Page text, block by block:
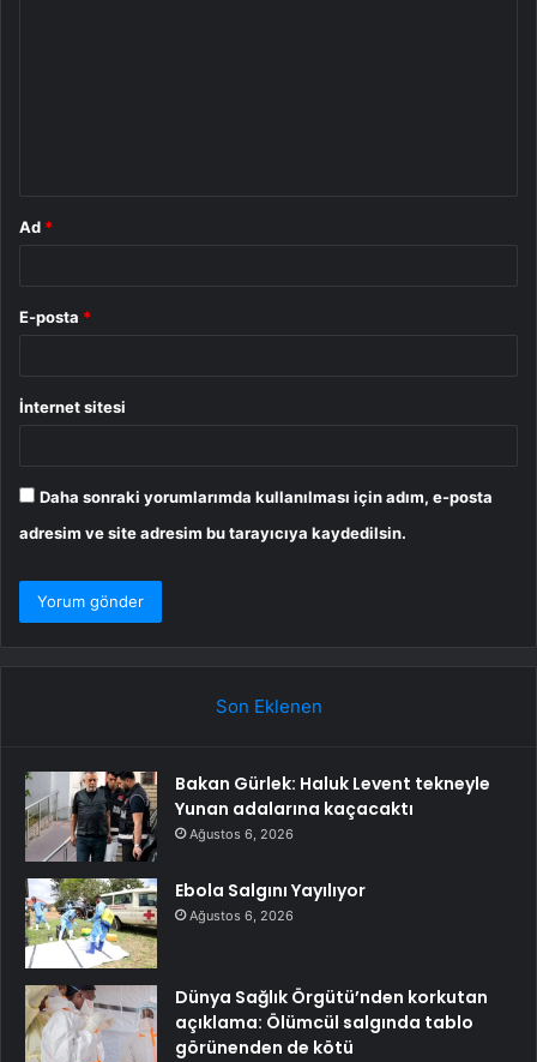
Ad *
E-posta *
İnternet sitesi
Daha sonraki yorumlarımda kullanılması için adım, e-posta
adresim ve site adresim bu tarayıcıya kaydedilsin.
Son Eklenen
Bakan Gürlek: Haluk Levent tekneyle
Yunan adalarına kaçacaktı
Ağustos 6, 2026
Ebola Salgını Yayılıyor
Ağustos 6, 2026
Dünya Sağlık Örgütü’nden korkutan
açıklama: Ölümcül salgında tablo
görünenden de kötü